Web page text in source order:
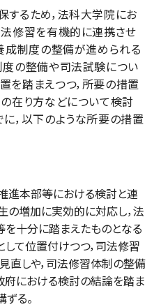
るため，法科大学院にお
修習を有機的に連携させ
成制度の整備が進められる
の整備や司法試験につい
踏まえつつ，所要の措置
在り方などについて検討
，以下のような所要の措置
進本部等における検討と連
の増加に実効的に対応し，法
十分に踏まえたものとなる
して位置付けつつ，司法修習
直しや，司法修習体制の整備
府における検討の結論を踏ま
る。